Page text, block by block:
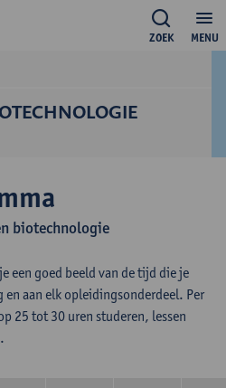
MENU
ZOEK
biotechnologie
een goed beeld van de tijd die je
en aan elk opleidingsonderdeel. Per
25 tot 30 uren studeren, lessen